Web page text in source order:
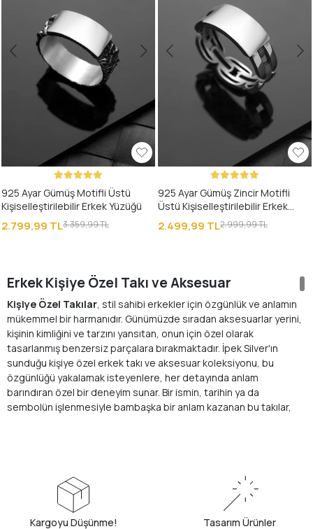
925 Ayar Gümüş Motifli Üstü
Kişiselleştirilebilir Erkek Yüzüğü
2.799,99 TL3.359,99 TL
925 Ayar Gümüş Zincir Motifli
Üstü Kişiselleştirilebilir Erkek
Yüzüğü
2.499,99 TL2.999,99 TL
Erkek Kişiye Özel Takı ve Aksesuar
Kişiye Özel Takılar, stil sahibi erkekler için özgünlük ve anlamın
mükemmel bir harmanıdır. Günümüzde sıradan aksesuarlar yerini,
kişinin kimliğini ve tarzını yansıtan, onun için özel olarak
tasarlanmış benzersiz parçalara bırakmaktadır. İpek Silver'ın
sunduğu kişiye özel erkek takı ve aksesuar koleksiyonu, bu
özgünlüğü yakalamak isteyenlere, her detayında anlam
barındıran özel bir deneyim sunar. Bir ismin, tarihin ya da
sembolün işlenmesiyle bambaşka bir anlam kazanan bu takılar,
anlamlı bir simgeyle kişiselleştirilen takılar, kullanıcısına özel bir
haz ve bağ sunar. Bu tür takılar, yalnızca fiziksel bir aksesuar
değildir; aynı zamanda bir anıyı, bir bağı ya da bir değeri temsil
eder.Özel Tasarım Erkek Yüzük
ya da anlam dolu bir bileklik,
Kargoyu Düşünme! Tasarım Ürünler